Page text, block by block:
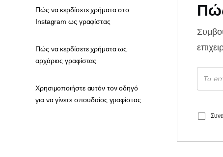
Πώς να κερδίσετε χρήματα στο
Instagram ως γραφίστας
Πώς να κερδίσετε χρήματα ως
αρχάριος γραφίστας
Χρησιμοποιήστε αυτόν τον οδηγό
για να γίνετε σπουδαίος γραφίστας